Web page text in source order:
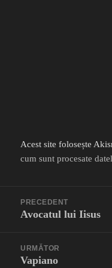
Acest site folosește
cum sunt procesate
PRECEDENT
Articolul
Avocatul lui Iisus
URMĂTOR
Articolul
Vapiano